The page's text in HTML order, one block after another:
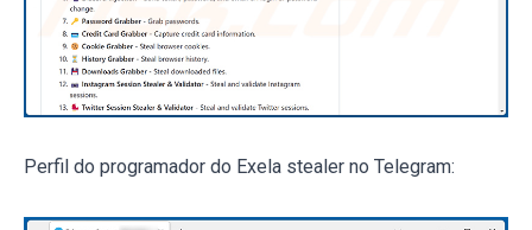
Perfil do programador do Exela stealer no Telegram: